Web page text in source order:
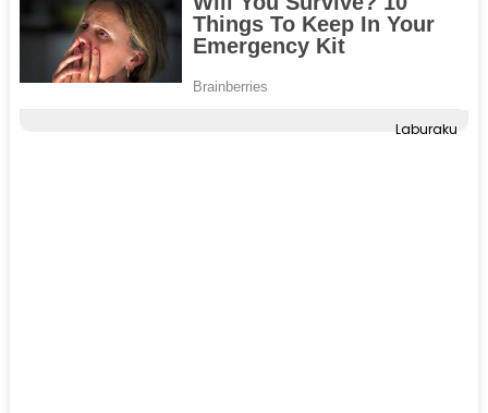
Laburaku